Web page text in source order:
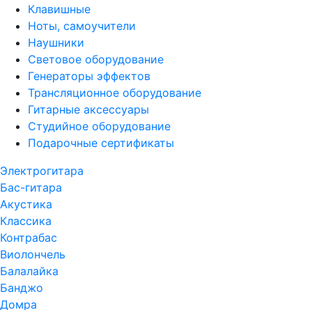
Клавишные
Ноты, самоучители
Наушники
Световое оборудование
Генераторы эффектов
Трансляционное оборудование
Гитарные аксессуары
Студийное оборудование
Подарочные сертификаты
Электрогитара
Бас-гитара
Акустика
Классика
Контрабас
Виолончель
Балалайка
Банджо
Домра